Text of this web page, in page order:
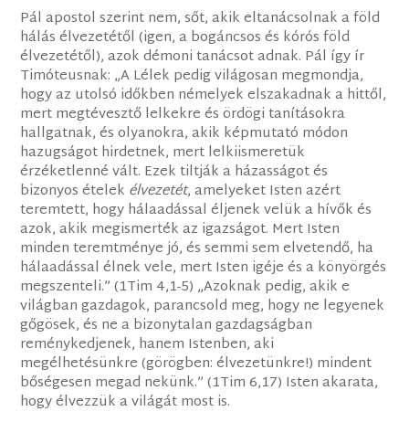
Pál apostol szerint nem, sőt, akik eltanácsolnak a föld
hálás élvezetétől (igen, a bogáncsos és kórós föld
élvezetétől), azok démoni tanácsot adnak. Pál így ír
Timóteusnak: „A Lélek pedig világosan megmondja,
hogy az utolsó időkben némelyek elszakadnak a hittől,
mert megtévesztő lelkekre és ördögi tanításokra
hallgatnak, és olyanokra, akik képmutató módon
hazugságot hirdetnek, mert lelkiismeretük
érzéketlenné vált. Ezek tiltják a házasságot és
bizonyos ételek élvezetét, amelyeket Isten azért
teremtett, hogy hálaadással éljenek velük a hívők és
azok, akik megismerték az igazságot. Mert Isten
minden teremtménye jó, és semmi sem elvetendő, ha
hálaadással élnek vele, mert Isten igéje és a könyörgés
megszenteli.” (1Tim 4,1-5) „Azoknak pedig, akik e
világban gazdagok, parancsold meg, hogy ne legyenek
gőgösek, és ne a bizonytalan gazdagságban
reménykedjenek, hanem Istenben, aki
megélhetésünkre (görögben: élvezetünkre!) mindent
bőségesen megad nekünk.” (1Tim 6,17) Isten akarata,
hogy élvezzük a világát most is.